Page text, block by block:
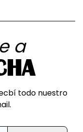
a
todo nuestro